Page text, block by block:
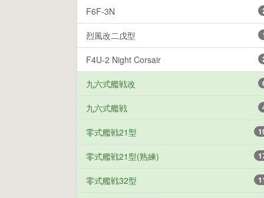
F6F-3N
烈風改二戊型
F4U-2 Night Corsair
九六式艦戦改
九六式艦戦
零式艦戦21型
零式艦戦21型(熟練)
零式艦戦32型